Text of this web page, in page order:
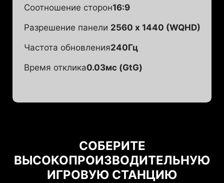
Соотношение сторон16:9
Разрешение панели 2560 x 1440 (WQHD)
Частота обновления240Гц
Время отклика0.03мс (GtG)
СОБЕРИТЕ
ВЫСОКОПРОИЗВОДИТЕЛЬНУЮ
ИГРОВУЮ СТАНЦИЮ